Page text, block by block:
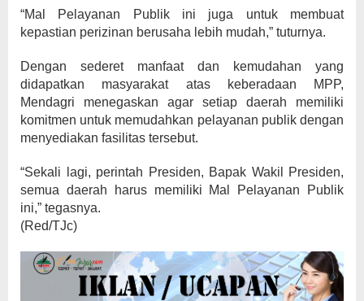
“Mal Pelayanan Publik ini juga untuk membuat
kepastian perizinan berusaha lebih mudah,” tuturnya.
Dengan sederet manfaat dan kemudahan yang
didapatkan masyarakat atas keberadaan MPP,
Mendagri menegaskan agar setiap daerah memiliki
komitmen untuk memudahkan pelayanan publik dengan
menyediakan fasilitas tersebut.
“Sekali lagi, perintah Presiden, Bapak Wakil Presiden,
semua daerah harus memiliki Mal Pelayanan Publik
ini,” tegasnya.
(Red/TJc)